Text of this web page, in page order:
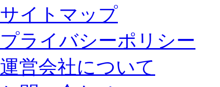
サイトマップ
プライバシーポリシー
運営会社について